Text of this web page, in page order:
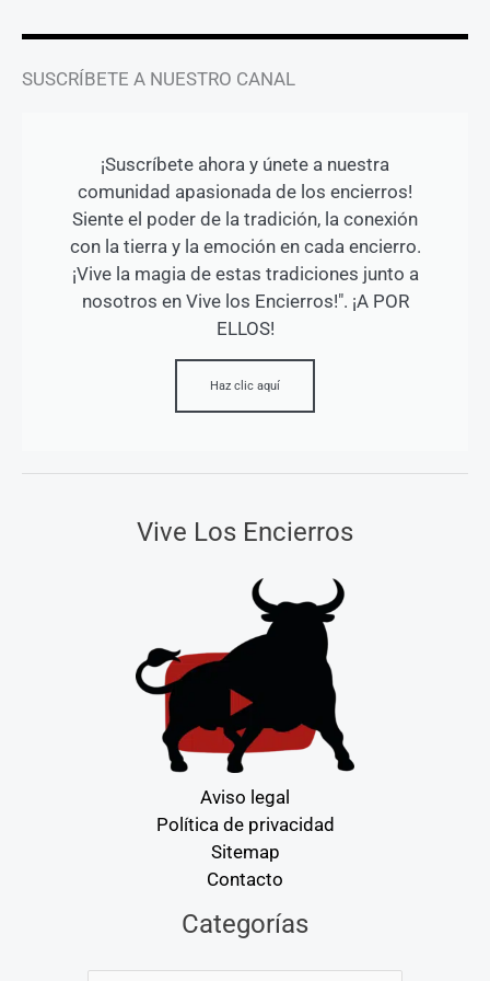
SUSCRÍBETE A NUESTRO CANAL
¡Suscríbete ahora y únete a nuestra
comunidad apasionada de los encierros!
Siente el poder de la tradición, la conexión
con la tierra y la emoción en cada encierro.
¡Vive la magia de estas tradiciones junto a
nosotros en Vive los Encierros!". ¡A POR
ELLOS!
Haz clic aquí
Vive Los Encierros
Aviso legal
Política de privacidad
Sitemap
Contacto
Categorías